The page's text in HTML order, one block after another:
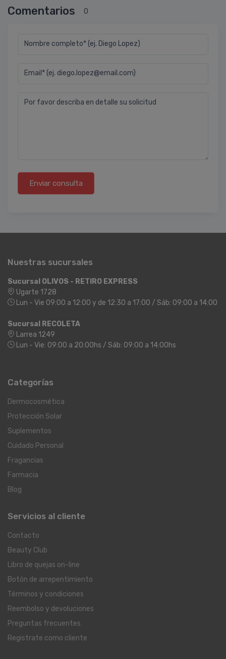
Comentarios 0
Nombre completo* (ej. Diego Lopez)
Email* (ej. diego.lopez@email.com)
Por favor describa en detalle su solicitud
Enviar consulta
Nuestras sucursales
Sucursal OLIVOS - RETIRO EXPRESS
Ugarte 1728
Lun - Vie 09:00 a 12:00 y de 12:30 a 17:00 / Sáb: 09:00 a 14:00
Sucursal RECOLETA
Larrea 1249
Lun - Vie: 09:00 a 20:00hs / Sáb: 09:00 a 14:00hs
Categorías
Dermocosmética
Protección Solar
Suplementos
Cuidado Personal
Fragancias
Farmacia
Blog
Servicios al cliente
Contacto
Beauty Club
Libro de quejas on-line
Botón de arrepentimiento
Términos y condiciones
Reembolso y devoluciones
Preguntas frecuentes
Registrate como cliente